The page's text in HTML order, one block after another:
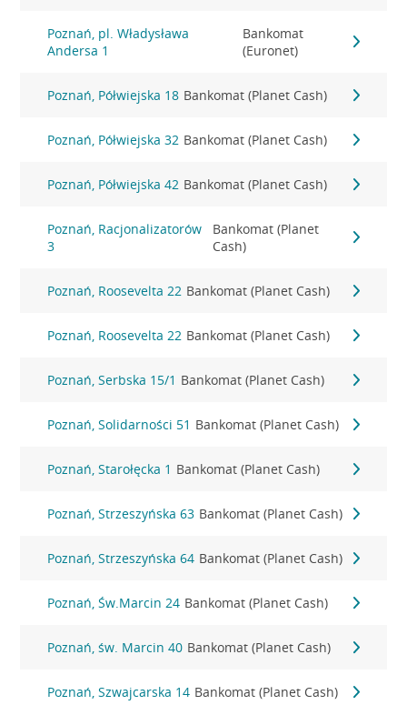
Poznań, pl. Władysława
Andersa 1
Bankomat
(Euronet)
Poznań, Półwiejska 18 Bankomat (Planet Cash)
Poznań, Półwiejska 32 Bankomat (Planet Cash)
Poznań, Półwiejska 42 Bankomat (Planet Cash)
Poznań, Racjonalizatorów
3
Bankomat (Planet
Cash)
Poznań, Roosevelta 22 Bankomat (Planet Cash)
Poznań, Roosevelta 22 Bankomat (Planet Cash)
Poznań, Serbska 15/1 Bankomat (Planet Cash)
Poznań, Solidarności 51 Bankomat (Planet Cash)
Poznań, Starołęcka 1 Bankomat (Planet Cash)
Poznań, Strzeszyńska 63 Bankomat (Planet Cash)
Poznań, Strzeszyńska 64 Bankomat (Planet Cash)
Poznań, Św.Marcin 24 Bankomat (Planet Cash)
Poznań, św. Marcin 40 Bankomat (Planet Cash)
Poznań, Szwajcarska 14 Bankomat (Planet Cash)